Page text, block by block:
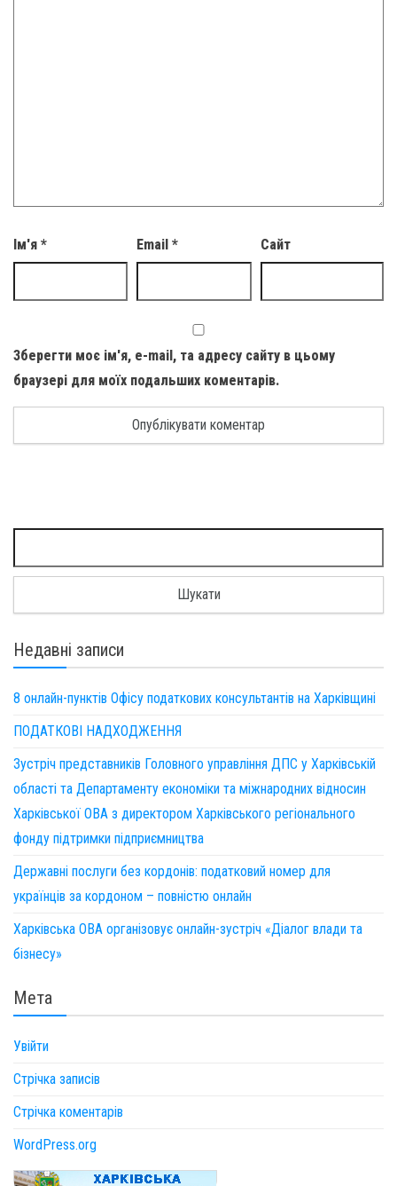
Ім'я * Email* Сайт
Зберегти моє ім'я, e-mail, та адресу сайту в цьому
браузері для моїх подальших коментарів.
Недавні записи
8 онлайн-пунктів Офісу податкових консультантів на Харківщині
ПОДАТКОВІ НАДХОДЖЕННЯ
Зустріч представників Головного управління ДПС у Харківській
області та Департаменту економіки та міжнародних відносин
Харківської ОВА з директором Харківського регіонального
фонду підтримки підприємництва
Державні послуги без кордонів: податковий номер для
українців за кордоном – повністю онлайн
Харківська ОВА організовує онлайн-зустріч «Діалог влади та
бізнесу»
Мета
Увійти
Стрічка записів
Стрічка коментарів
WordPress.org